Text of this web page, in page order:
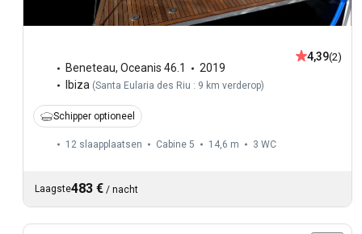
Beneteau, Oceanis 46.1
2019
Ibiza (Santa Eularia des Riu : 9 km verderop)
4,39(2)
Schipper optioneel
12 slaapplaatsen Cabine 5 14,6 m 3 WC
Laagste483 € / nacht